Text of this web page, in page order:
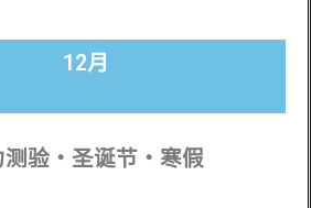
12月
测验・圣诞节・寒假